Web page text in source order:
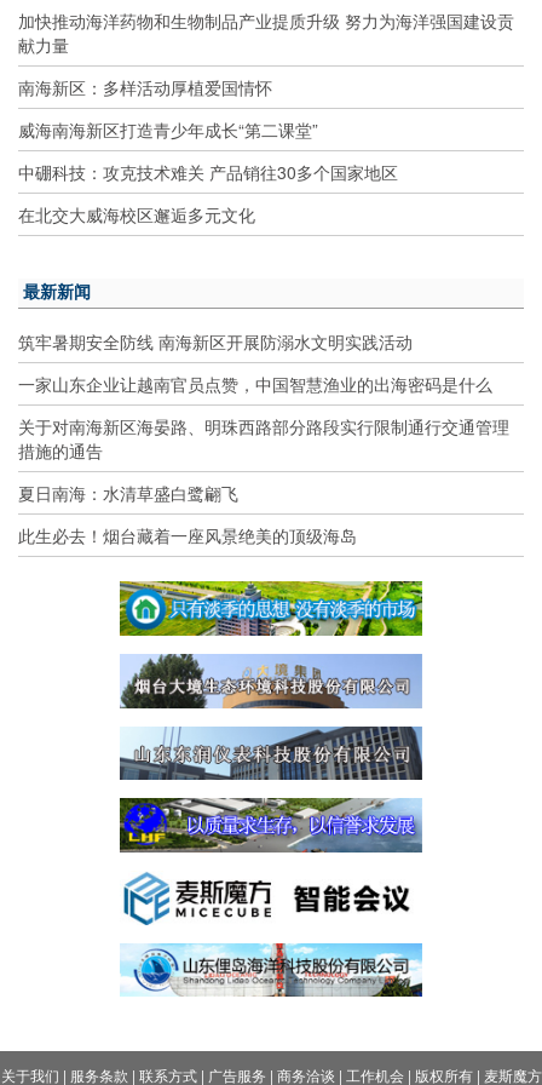
加快推动海洋药物和生物制品产业提质升级 努力为海洋强国建设贡
献力量
南海新区：多样活动厚植爱国情怀
威海南海新区打造青少年成长“第二课堂”
中硼科技：攻克技术难关 产品销往30多个国家地区
在北交大威海校区邂逅多元文化
最新新闻
筑牢暑期安全防线 南海新区开展防溺水文明实践活动
一家山东企业让越南官员点赞，中国智慧渔业的出海密码是什么
关于对南海新区海晏路、明珠西路部分路段实行限制通行交通管理
措施的通告
夏日南海：水清草盛白鹭翩飞
此生必去！烟台藏着一座风景绝美的顶级海岛
关于我们 | 服务条款 | 联系方式| 广告服务 | 商务洽谈 | 工作机会| 版权所有| 麦斯魔方